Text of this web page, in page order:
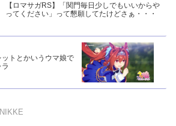
【ロマサガRS】「関門毎日少しでもいいからや
ってください」って懇願してたけどさぁ・・・
ットとかいうウマ娘で